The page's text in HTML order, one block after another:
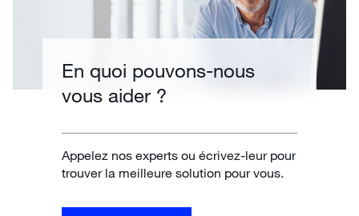
En quoi pouvons-nous
vous aider ?
Appelez nos experts ou écrivez-leur pour
trouver la meilleure solution pour vous.